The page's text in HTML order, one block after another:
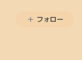
フォロー